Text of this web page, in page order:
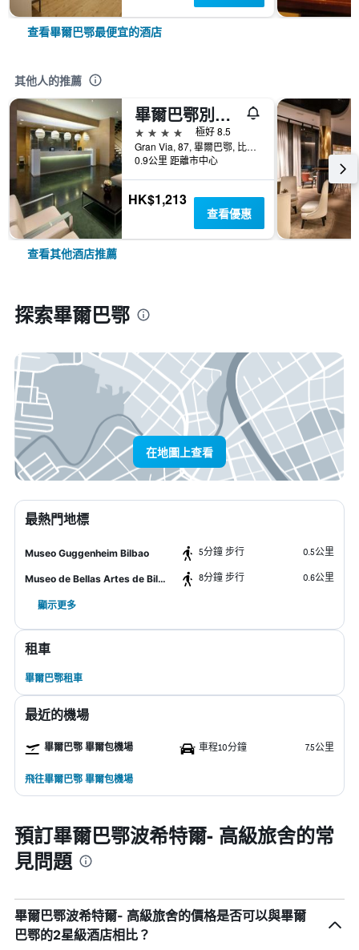
查看畢爾巴鄂最便宜的酒店
其他人的推薦
畢爾巴鄂別墅nh系列酒店
4星級
極好 8.5
Gran Via, 87, 畢爾巴鄂, 比斯開省, 西班牙
0.9公里 距離市中心
HK$1,213
查看優惠
查看其他酒店推薦
探索畢爾巴鄂
在地圖上查看
最熱門地標
Museo Guggenheim Bilbao 5分鐘 步行 0.5公里
Museo de Bellas Artes de Bilbao 8分鐘 步行 0.6公里
顯示更多
租車
畢爾巴鄂租車
最近的機場
畢爾巴鄂 畢爾包機場 車程10分鐘 7.5公里
飛往畢爾巴鄂 畢爾包機場
預訂畢爾巴鄂波希特爾- 高級旅舍的常
見問題
畢爾巴鄂波希特爾- 高級旅舍的價格是否可以與畢爾
巴鄂的2星級酒店相比？